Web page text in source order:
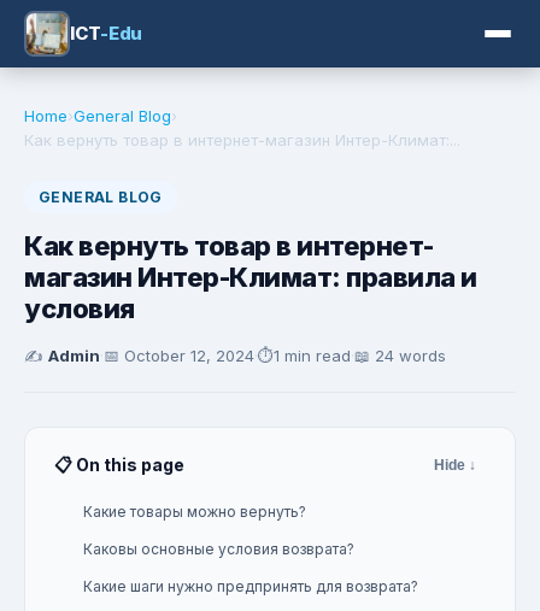
ICT-Edu
Home›General Blog›
Как вернуть товар в интернет-магазин Интер-Климат:...
GENERAL BLOG
Как вернуть товар в интернет-
магазин Интер-Климат: правила и
условия
✍️ Admin·📅 October 12, 2024·⏱️1 min read·📖 24 words
📋 On this page Hide ↓
Какие товары можно вернуть?
Каковы основные условия возврата?
Какие шаги нужно предпринять для возврата?